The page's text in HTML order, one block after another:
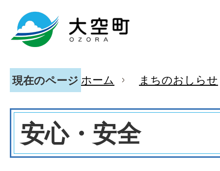
現在のページ ホーム まちのおしらせ
安心・安全